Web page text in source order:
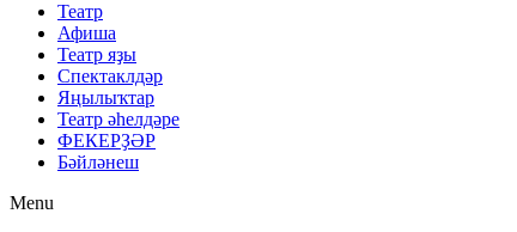
Театр
Афиша
Театр яҙы
Спектаклдәр
Яңылыҡтар
Театр әһелдәре
ФЕКЕРҘӘР
Бәйләнеш
Menu